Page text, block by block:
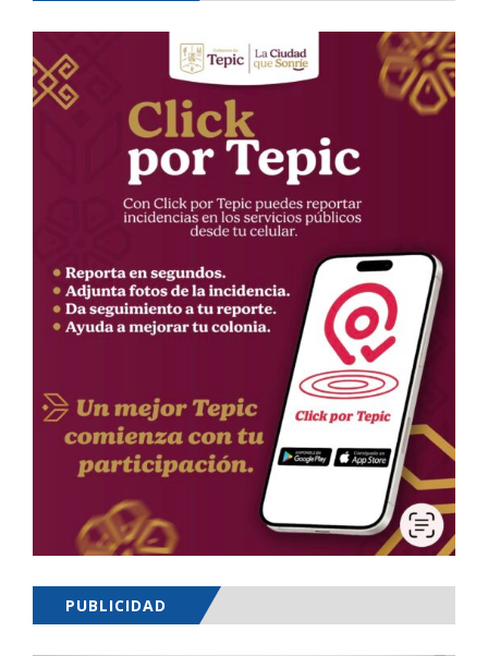
PUBLICIDAD